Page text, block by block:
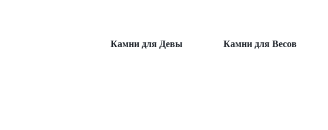
Камни для Девы Камни для Весов